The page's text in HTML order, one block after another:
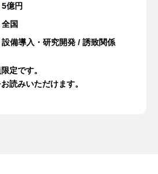
5億円
全国
設備導入・研究開発 / 誘致関係
定です。
読みいただけます。